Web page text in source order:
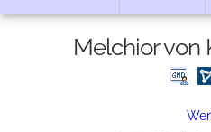
Melchior von